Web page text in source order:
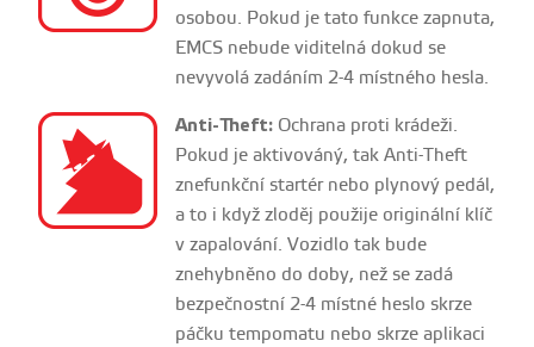
osobou. Pokud je tato funkce zapnuta,
EMCS nebude viditelná dokud se
nevyvolá zadáním 2-4 místného hesla.
Anti-Theft: Ochrana proti krádeži.
Pokud je aktivováný, tak Anti-Theft
znefunkční startér nebo plynový pedál,
a to i když zloděj použije originální klíč
v zapalování. Vozidlo tak bude
znehybněno do doby, než se zadá
bezpečnostní 2-4 místné heslo skrze
páčku tempomatu nebo skrze aplikaci